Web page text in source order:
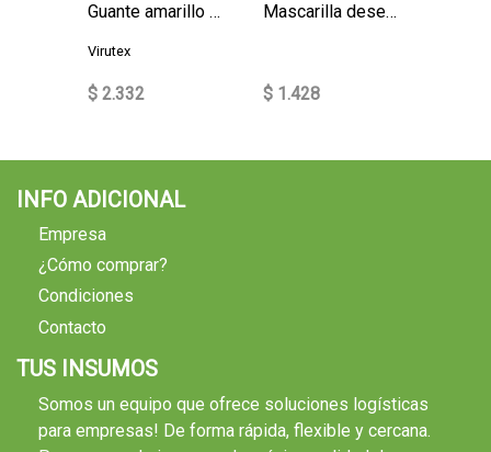
Guante amarillo Virutex
Virutex
$ 2.332
Mascarilla desechable 50 un
$ 1.428
INFO ADICIONAL
Empresa
¿Cómo comprar?
Condiciones
Contacto
TUS INSUMOS
Somos un equipo que ofrece soluciones logísticas
para empresas! De forma rápida, flexible y cercana.